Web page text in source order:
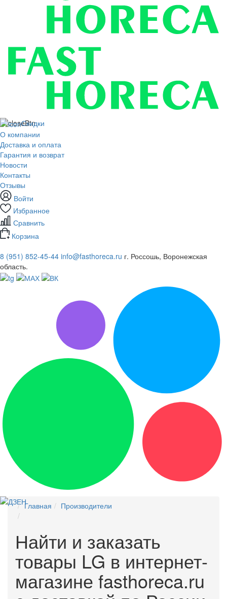
Скидки
О компании
Доставка и оплата
Гарантия и возврат
Новости
Контакты
Отзывы
Войти
Избранное
Сравнить
Корзина
8 (951) 852-45-44 info@fasthoreca.ru г. Россошь, Воронежская
область.
Главная Производители
Найти и заказать
товары LG в интернет-
магазине fasthoreca.ru